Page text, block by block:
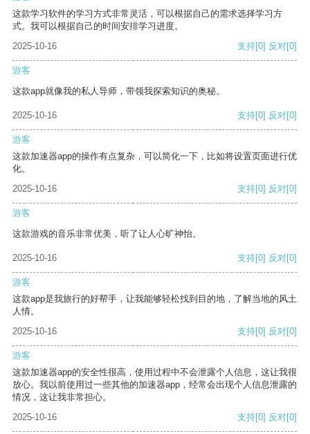
这款学习软件的学习方式非常灵活，可以根据自己的需求选择学习方
式。我可以根据自己的时间安排学习进度。
2025-10-16
支持[0] 反对[0]
游客
这款app就像我的私人导师，带领我探索知识的奥秘。
2025-10-16 支持[0] 反对[0]
游客
这款加速器app的操作有点复杂，可以简化一下，比如将设置页面进行优
化。
2025-10-16
支持[0] 反对[0]
游客
这款游戏的音乐非常优美，听了让人心旷神怡。
2025-10-16 支持[0] 反对[0]
游客
这款app是我旅行的好帮手，让我能够轻松找到目的地，了解当地的风土
人情。
2025-10-16
支持[0] 反对[0]
游客
这款加速器app的安全性很高，使用过程中不会泄露个人信息，这让我很
放心。我以前使用过一些其他的加速器app，经常会出现个人信息泄露的
情况，这让我非常担心。
2025-10-16
支持[0] 反对[0]